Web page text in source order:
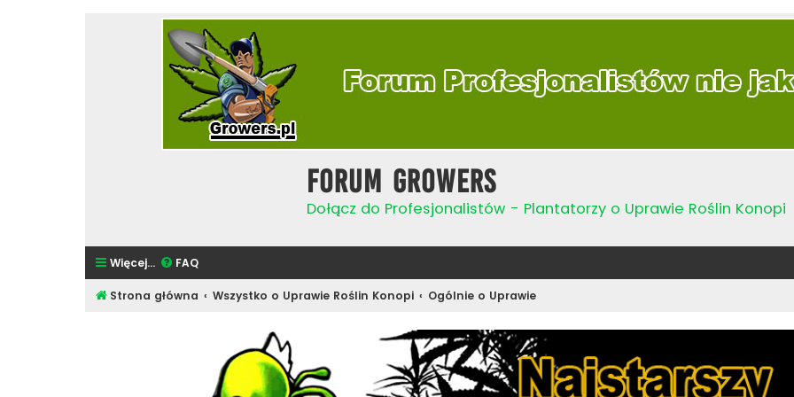
Forum Growers
Dołącz do Profesjonalistów - Plantatorzy o Uprawie Roślin Konopi
Więcej… FAQ
Strona główna Wszystko o Uprawie Roślin Konopi Ogólnie o Uprawie